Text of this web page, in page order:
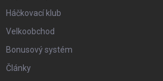
Háčkovací klub
Velkoobchod
Bonusový systém
Články